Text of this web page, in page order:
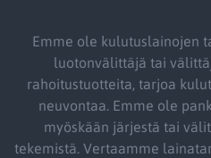
Emme ole kulutuslainojen
luotonvälittäjä tai
rahoitustuotteita, tarjoa
neuvontaa. Emme ole
myöskään järjestä tai
tekemistä. Vertaamme